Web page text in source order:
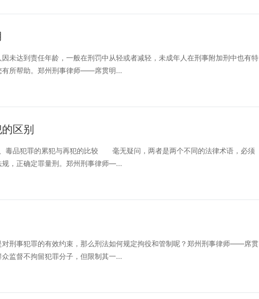
到责任年龄，一般在刑罚中从轻或者减轻，未成年人在刑事附加刑中也有特
有所帮助。郑州刑事律师——席贯明...
区别
犯罪的累犯与再犯的比较 毫无疑问，两者是两个不同的法律术语，必须
，正确定罪量刑。郑州刑事律师—...
事犯罪的有效约束，那么刑法如何规定拘役和管制呢？郑州刑事律师——席贯
监督不拘留犯罪分子，但限制其一...